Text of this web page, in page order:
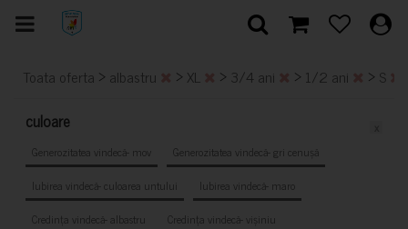
Toata oferta > albastru > XL > 3/4 ani > 1/2 ani > S
culoare
Generozitatea vindecă- mov
Generozitatea vindecă- gri cenușă
Iubirea vindecă- culoarea untului
Iubirea vindecă- maro
Credința vindecă- albastru
Credința vindecă- vișiniu